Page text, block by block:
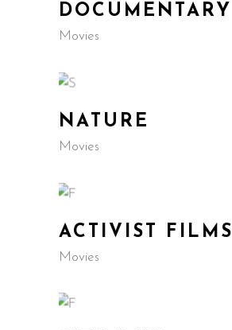
DOCUMENTARY
Movies
NATURE
Movies
ACTIVIST FILMS
Movies